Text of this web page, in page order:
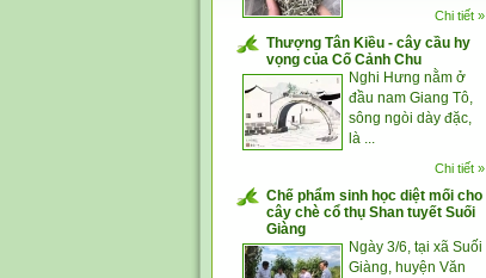
Chi tiết »
Thượng Tân Kiều - cây cầu hy
vọng của Cố Cảnh Chu
Nghi Hưng nằm ở
đầu nam Giang Tô,
sông ngòi dày đặc,
là ...
Chi tiết »
Chế phẩm sinh học diệt mối cho
cây chè cổ thụ Shan tuyết Suối
Giàng
Ngày 3/6, tại xã Suối
Giàng, huyện Văn